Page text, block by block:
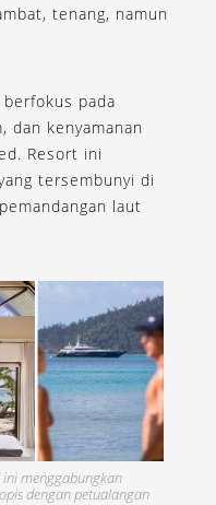
tenang, namun
pada
dan kenyamanan
Resort ini
tersembunyi di
laut
menggabungkan
dengan petualangan